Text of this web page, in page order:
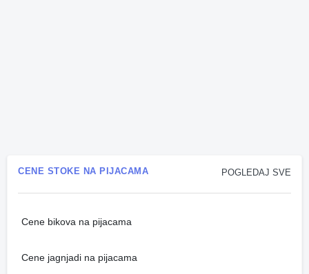
POGLEDAJ SVE
CENE STOKE NA PIJACAMA
Cene bikova na pijacama
Cene jagnjadi na pijacama